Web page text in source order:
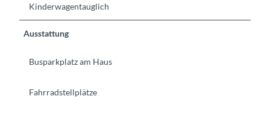
Kinderwagentauglich
Ausstattung
Busparkplatz am Haus
Fahrradstellplätze